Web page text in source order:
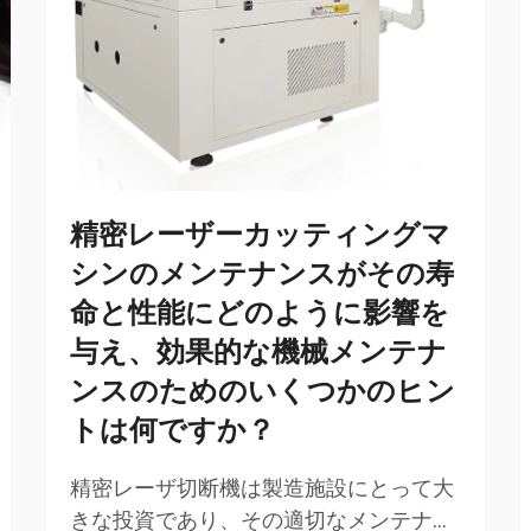
精密レーザーカッティングマ
シンのメンテナンスがその寿
命と性能にどのように影響を
与え、効果的な機械メンテナ
ンスのためのいくつかのヒン
トは何ですか？
精密レーザ切断機は製造施設にとって大
きな投資であり、その適切なメンテナン